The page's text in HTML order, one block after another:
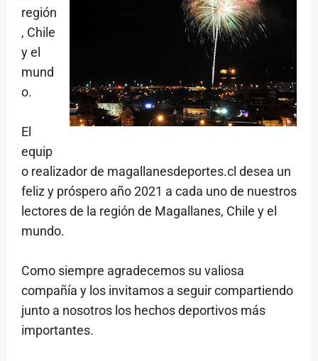
región
, Chile
y el
mund
o.
El
equip
o realizador de magallanesdeportes.cl desea un
feliz y próspero año 2021 a cada uno de nuestros
lectores de la región de Magallanes, Chile y el
mundo.
Como siempre agradecemos su valiosa
compañía y los invitamos a seguir compartiendo
junto a nosotros los hechos deportivos más
importantes.